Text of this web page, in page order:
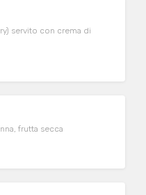
di
frutta secca